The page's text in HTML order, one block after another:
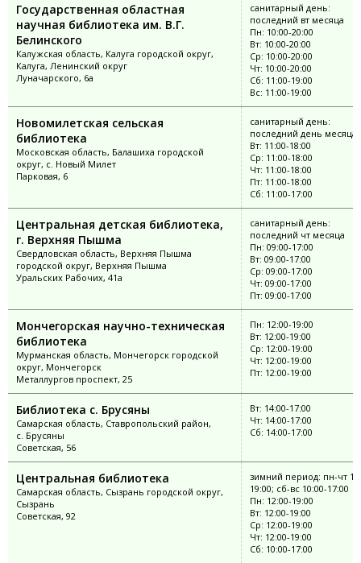
Государственная областная
научная библиотека им. В.Г.
Белинского
Калужская область, Калуга городской округ,
Калуга, Ленинский округ
Луначарского, 6а
санитарный день:
последний вт месяца
Пн: 10:00-20:00
Вт: 10:00-20:00
Ср: 10:00-20:00
Чт: 10:00-20:00
Сб: 11:00-19:00
Вс: 11:00-19:00
Новомилетская сельская
библиотека
Московская область, Балашиха городской
округ, с. Новый Милет
Парковая, 6
санитарный день:
последний день месяца
Вт: 11:00-18:00
Ср: 11:00-18:00
Чт: 11:00-18:00
Пт: 11:00-18:00
Сб: 11:00-17:00
Центральная детская библиотека,
г. Верхняя Пышма
Свердловская область, Верхняя Пышма
городской округ, Верхняя Пышма
Уральских Рабочих, 41а
санитарный день:
последний чт месяца
Пн: 09:00-17:00
Вт: 09:00-17:00
Ср: 09:00-17:00
Чт: 09:00-17:00
Пт: 09:00-17:00
Мончегорская научно-техническая
библиотека
Мурманская область, Мончегорск городской
округ, Мончегорск
Металлургов проспект, 25
Пн: 12:00-19:00
Вт: 12:00-19:00
Ср: 12:00-19:00
Чт: 12:00-19:00
Пт: 12:00-19:00
Библиотека с. Брусяны
Самарская область, Ставропольский район,
с. Брусяны
Советская, 56
Вт: 14:00-17:00
Чт: 14:00-17:00
Сб: 14:00-17:00
Центральная библиотека
Самарская область, Сызрань городской округ,
Сызрань
Советская, 92
зимний период: пн-чт
19:00; сб-вс 10:00-17:00
Пн: 12:00-19:00
Вт: 12:00-19:00
Ср: 12:00-19:00
Чт: 12:00-19:00
Сб: 10:00-17:00